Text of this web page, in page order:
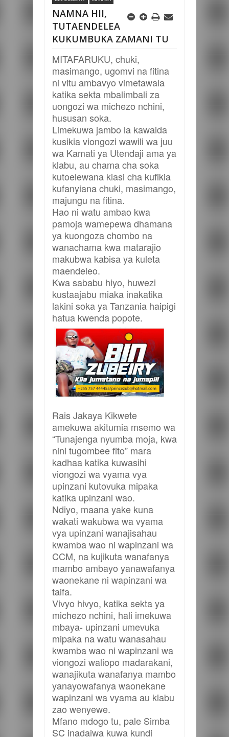
NAMNA HII,
TUTAENDELEA
KUKUMBUKA ZAMANI TU
MITAFARUKU, chuki,
masimango, ugomvi na fitina
ni vitu ambavyo vimetawala
katika sekta mbalimbali za
uongozi wa michezo nchini,
hususan soka.
Limekuwa jambo la kawaida
kusikia viongozi wawili wa juu
wa Kamati ya Utendaji ama ya
klabu, au chama cha soka
kutoelewana kiasi cha kufikia
kufanyiana chuki, masimango,
majungu na fitina.
Hao ni watu ambao kwa
pamoja wamepewa dhamana
ya kuongoza chombo na
wanachama kwa matarajio
makubwa kabisa ya kuleta
maendeleo.
Kwa sababu hiyo, huwezi
kustaajabu miaka inakatika
lakini soka ya Tanzania haipigi
hatua kwenda popote.
Rais Jakaya Kikwete
amekuwa akitumia msemo wa
“Tunajenga nyumba moja, kwa
nini tugombee fito” mara
kadhaa katika kuwasihi
viongozi wa vyama vya
upinzani kutovuka mipaka
katika upinzani wao.
Ndiyo, maana yake kuna
wakati wakubwa wa vyama
vya upinzani wanajisahau
kwamba wao ni wapinzani wa
CCM, na kujikuta wanafanya
mambo ambayo yanawafanya
waonekane ni wapinzani wa
taifa.
Vivyo hivyo, katika sekta ya
michezo nchini, hali imekuwa
mbaya- upinzani umevuka
mipaka na watu wanasahau
kwamba wao ni wapinzani wa
viongozi waliopo madarakani,
wanajikuta wanafanya mambo
yanayowafanya waonekane
wapinzani wa vyama au klabu
zao wenyewe.
Mfano mdogo tu, pale Simba
SC inadaiwa kuwa kundi